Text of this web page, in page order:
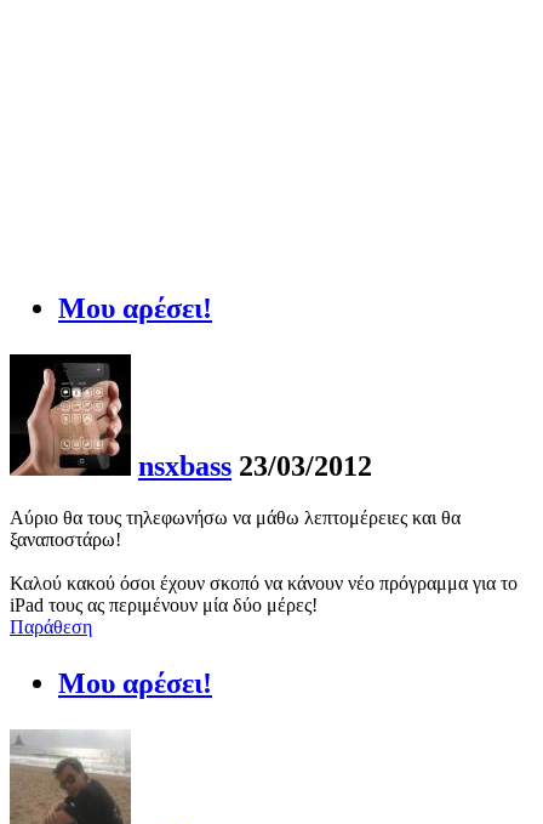
Μου αρέσει!
nsxbass 23/03/2012
Αύριο θα τους τηλεφωνήσω να μάθω λεπτομέρειες και θα
ξαναποστάρω!
Καλού κακού όσοι έχουν σκοπό να κάνουν νέο πρόγραμμα για το
iPad τους ας περιμένουν μία δύο μέρες!
Παράθεση
Μου αρέσει!